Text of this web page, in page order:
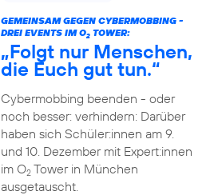
GEMEINSAM GEGEN CYBERMOBBING -
DREI EVENTS IM O2TOWER:
„Folgt nur Menschen,
die Euch gut tun.“
Cybermobbing beenden - oder
noch besser: verhindern: Darüber
haben sich Schüler:innen am 9.
und 10. Dezember mit Expert:innen
im O2Tower in München
ausgetauscht.